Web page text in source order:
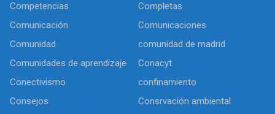
Competencias
Completas
Comunicación
Comunicaciones
Comunidad
comunidad de madrid
Comunidades de aprendizaje
Conacyt
Conectivismo
confinamiento
Consejos
Consrvación ambiental